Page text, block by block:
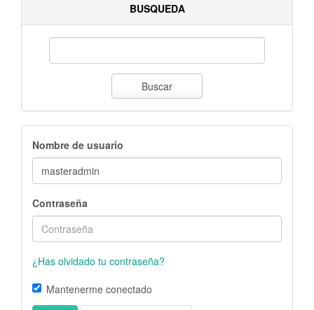
BUSQUEDA
Buscar
Nombre de usuario
Contraseña
¿Has olvidado tu contraseña?
Mantenerme conectado